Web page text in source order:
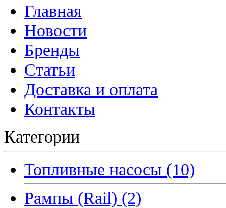
Главная
Новости
Бренды
Статьи
Доставка и оплата
Контакты
Категории
Топливные насосы (10)
Рампы (Rail) (2)